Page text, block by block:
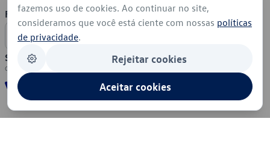
Formas de Pagamento
Segurança
fazemos uso de cookies. Ao continuar no site,
consideramos que você está ciente com nossas políticas
de privacidade.
Rejeitar cookies
Aceitar cookies